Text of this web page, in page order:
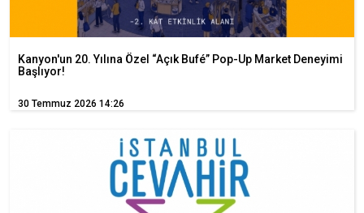
Kanyon'un 20. Yılına Özel “Açık Bufé” Pop-Up Market Deneyimi
Başlıyor!
30 Temmuz 2026 14:26